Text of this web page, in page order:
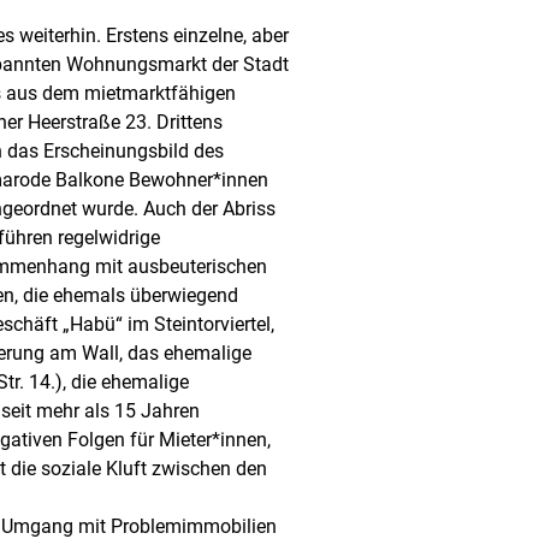
weiterhin. Erstens einzelne, aber
Wohnungsmarkt der Stadt
aus dem mietmarktfähigen
Heerstraße 23. Drittens
Erscheinungsbild des
Balkone Bewohner*innen
wurde. Auch der Abriss
regelwidrige
mit ausbeuterischen
die ehemals überwiegend
„Habü“ im Steintorviertel,
am Wall, das ehemalige
14.), die ehemalige
mehr als 15 Jahren
Folgen für Mieter*innen,
die soziale Kluft zwischen den
mit Problemimmobilien